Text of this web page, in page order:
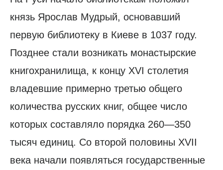
князь Ярослав Мудрый, основавший
первую библиотеку в Киеве в 1037 году.
Позднее стали возникать монастырские
книгохранилища, к концу XVI столетия
владевшие примерно третью общего
количества русских книг, общее число
которых составляло порядка 260—350
тысяч единиц. Со второй половины XVII
века начали появляться государственные